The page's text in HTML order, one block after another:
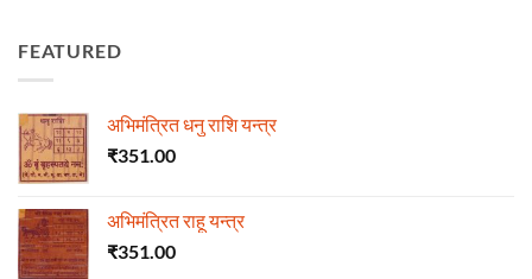
FEATURED
अभिमंत्रित धनु राशि यन्त्र
₹351.00
अभिमंत्रित राहू यन्त्र
₹351.00